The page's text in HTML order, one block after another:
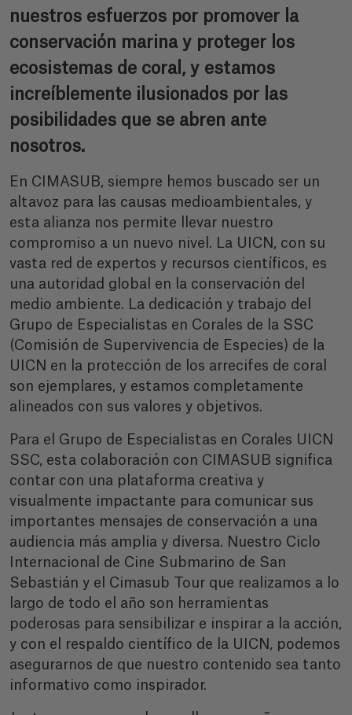
nuestros esfuerzos por promover la
conservación marina y proteger los
ecosistemas de coral, y estamos
increíblemente ilusionados por las
posibilidades que se abren ante
nosotros.
En CIMASUB, siempre hemos buscado ser un
altavoz para las causas medioambientales, y
esta alianza nos permite llevar nuestro
compromiso a un nuevo nivel. La UICN, con su
vasta red de expertos y recursos científicos, es
una autoridad global en la conservación del
medio ambiente. La dedicación y trabajo del
Grupo de Especialistas en Corales de la SSC
(Comisión de Supervivencia de Especies) de la
UICN en la protección de los arrecifes de coral
son ejemplares, y estamos completamente
alineados con sus valores y objetivos.
Para el Grupo de Especialistas en Corales UICN
SSC, esta colaboración con CIMASUB significa
contar con una plataforma creativa y
visualmente impactante para comunicar sus
importantes mensajes de conservación a una
audiencia más amplia y diversa. Nuestro Ciclo
Internacional de Cine Submarino de San
Sebastián y el Cimasub Tour que realizamos a lo
largo de todo el año son herramientas
poderosas para sensibilizar e inspirar a la acción,
y con el respaldo científico de la UICN, podemos
asegurarnos de que nuestro contenido sea tanto
informativo como inspirador.